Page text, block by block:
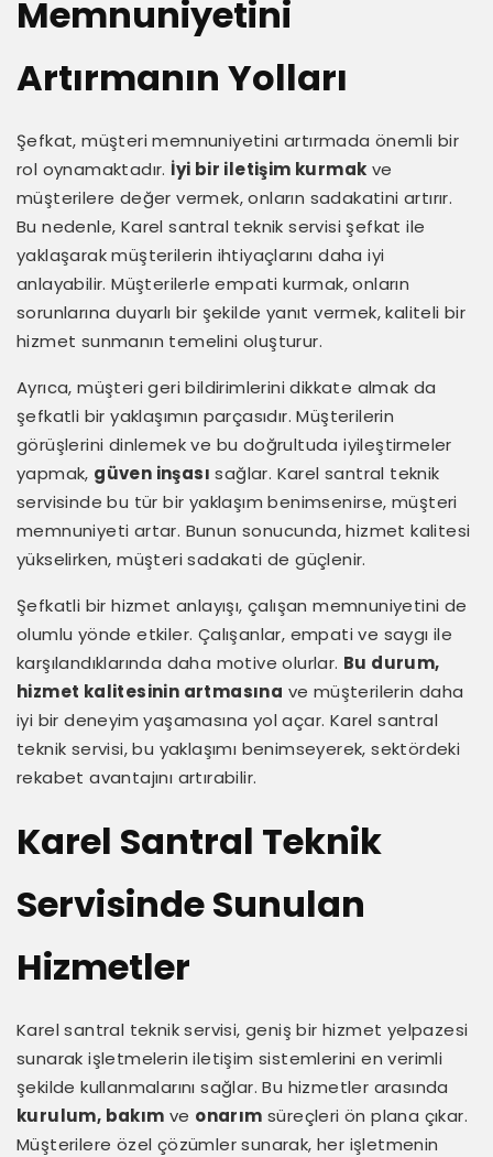
Memnuniyetini
Artırmanın Yolları
Şefkat, müşteri memnuniyetini artırmada önemli bir
rol oynamaktadır. İyi bir iletişim kurmak ve
müşterilere değer vermek, onların sadakatini artırır.
Bu nedenle, Karel santral teknik servisi şefkat ile
yaklaşarak müşterilerin ihtiyaçlarını daha iyi
anlayabilir. Müşterilerle empati kurmak, onların
sorunlarına duyarlı bir şekilde yanıt vermek, kaliteli bir
hizmet sunmanın temelini oluşturur.
Ayrıca, müşteri geri bildirimlerini dikkate almak da
şefkatli bir yaklaşımın parçasıdır. Müşterilerin
görüşlerini dinlemek ve bu doğrultuda iyileştirmeler
yapmak, güven inşası sağlar. Karel santral teknik
servisinde bu tür bir yaklaşım benimsenirse, müşteri
memnuniyeti artar. Bunun sonucunda, hizmet kalitesi
yükselirken, müşteri sadakati de güçlenir.
Şefkatli bir hizmet anlayışı, çalışan memnuniyetini de
olumlu yönde etkiler. Çalışanlar, empati ve saygı ile
karşılandıklarında daha motive olurlar. Bu durum,
hizmet kalitesinin artmasına ve müşterilerin daha
iyi bir deneyim yaşamasına yol açar. Karel santral
teknik servisi, bu yaklaşımı benimseyerek, sektördeki
rekabet avantajını artırabilir.
Karel Santral Teknik
Servisinde Sunulan
Hizmetler
Karel santral teknik servisi, geniş bir hizmet yelpazesi
sunarak işletmelerin iletişim sistemlerini en verimli
şekilde kullanmalarını sağlar. Bu hizmetler arasında
kurulum, bakım ve onarım süreçleri ön plana çıkar.
Müşterilere özel çözümler sunarak, her işletmenin